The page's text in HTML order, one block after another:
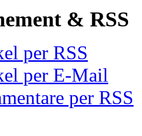
& RSS
per RSS
per E-Mail
per RSS